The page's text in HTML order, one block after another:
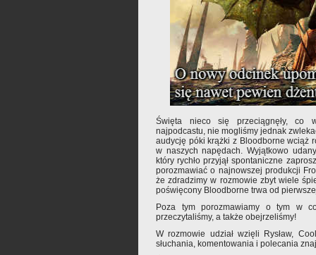
Święta nieco się przeciągnęły, co
najpodcastu, nie mogliśmy jednak
audycję póki krążki z Bloodborne wciąż
w naszych napędach. Wyjątkowo
który rychło przyjął spontaniczne
porozmawiać o najnowszej produkcji
że zdradzimy w rozmowie zbyt wiele
poświęcony Bloodborne trwa od
Poza tym porozmawiamy o tym w
przeczytaliśmy, a także obejrzeliśmy!
W rozmowie udział wzięli Rysław,
słuchania, komentowania i polecania